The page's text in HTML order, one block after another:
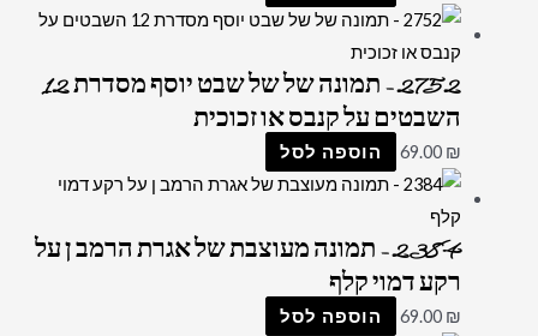
2752 – תמונה של של שבט יוסף מסדרת 12
השבטים על קנבס או זכוכית
69.00 ₪ הוספה לסל
2384 – תמונה מעוצבת של אגרת הרמב ן על
רקע דמוי קלף
69.00 ₪ הוספה לסל